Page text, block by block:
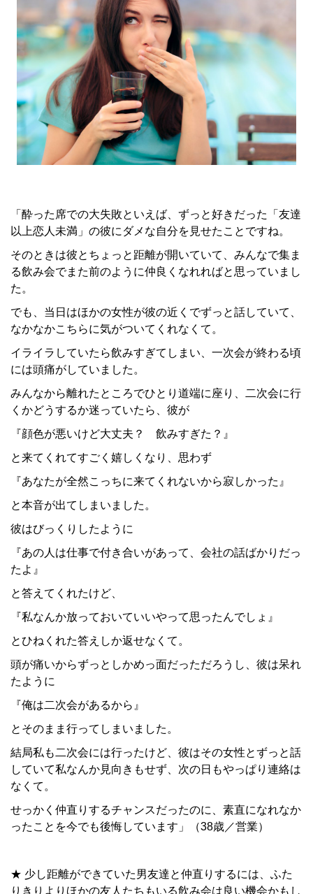
「酔った席での大失敗といえば、ずっと好きだった「友達
以上恋人未満」の彼にダメな自分を見せたことですね。
そのときは彼とちょっと距離が開いていて、みんなで集ま
る飲み会でまた前のように仲良くなれればと思っていまし
た。
でも、当日はほかの女性が彼の近くでずっと話していて、
なかなかこちらに気がついてくれなくて。
イライラしていたら飲みすぎてしまい、一次会が終わる頃
には頭痛がしていました。
みんなから離れたところでひとり道端に座り、二次会に行
くかどうするか迷っていたら、彼が
『顔色が悪いけど大丈夫？ 飲みすぎた？』
と来てくれてすごく嬉しくなり、思わず
『あなたが全然こっちに来てくれないから寂しかった』
と本音が出てしまいました。
彼はびっくりしたように
『あの人は仕事で付き合いがあって、会社の話ばかりだっ
たよ』
と答えてくれたけど、
『私なんか放っておいていいやって思ったんでしょ』
とひねくれた答えしか返せなくて。
頭が痛いからずっとしかめっ面だっただろうし、彼は呆れ
たように
『俺は二次会があるから』
とそのまま行ってしまいました。
結局私も二次会には行ったけど、彼はその女性とずっと話
していて私なんか見向きもせず、次の日もやっぱり連絡は
なくて。
せっかく仲直りするチャンスだったのに、素直になれなか
ったことを今でも後悔しています」（38歳／営業）
★ 少し距離ができていた男友達と仲直りするには、ふた
りきりよりほかの友人たちもいる飲み会は良い機会かもし